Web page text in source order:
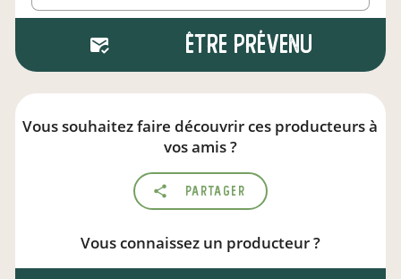
Être prévenu
Vous souhaitez faire découvrir ces producteurs à
vos amis ?
Partager
Vous connaissez un producteur ?